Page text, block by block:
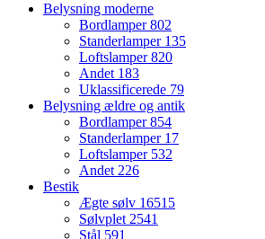
Belysning moderne
Bordlamper802
Standerlamper 135
Loftslamper820
Andet 183
Uklassificerede 79
Belysning ældre og antik
Bordlamper854
Standerlamper 17
Loftslamper 532
Andet 226
Bestik
Ægte sølv 16515
Sølvplet 2541
Stål 591